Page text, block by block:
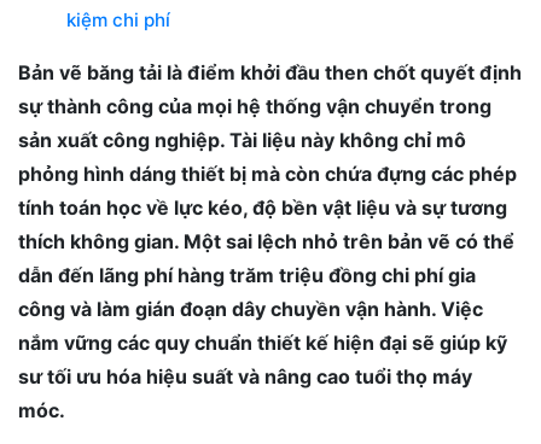
kiệm chi phí
Bản vẽ băng tải là điểm khởi đầu then chốt quyết định
sự thành công của mọi hệ thống vận chuyển trong
sản xuất công nghiệp. Tài liệu này không chỉ mô
phỏng hình dáng thiết bị mà còn chứa đựng các phép
tính toán học về lực kéo, độ bền vật liệu và sự tương
thích không gian. Một sai lệch nhỏ trên bản vẽ có thể
dẫn đến lãng phí hàng trăm triệu đồng chi phí gia
công và làm gián đoạn dây chuyền vận hành. Việc
nắm vững các quy chuẩn thiết kế hiện đại sẽ giúp kỹ
sư tối ưu hóa hiệu suất và nâng cao tuổi thọ máy
móc.